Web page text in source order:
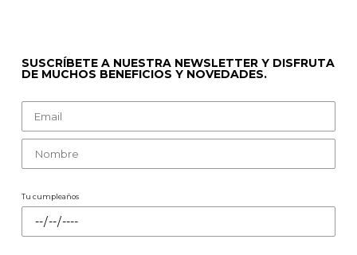
SUSCRÍBETE A NUESTRA NEWSLETTER Y DISFRUTA
DE MUCHOS BENEFICIOS Y NOVEDADES.
Tu cumpleaños